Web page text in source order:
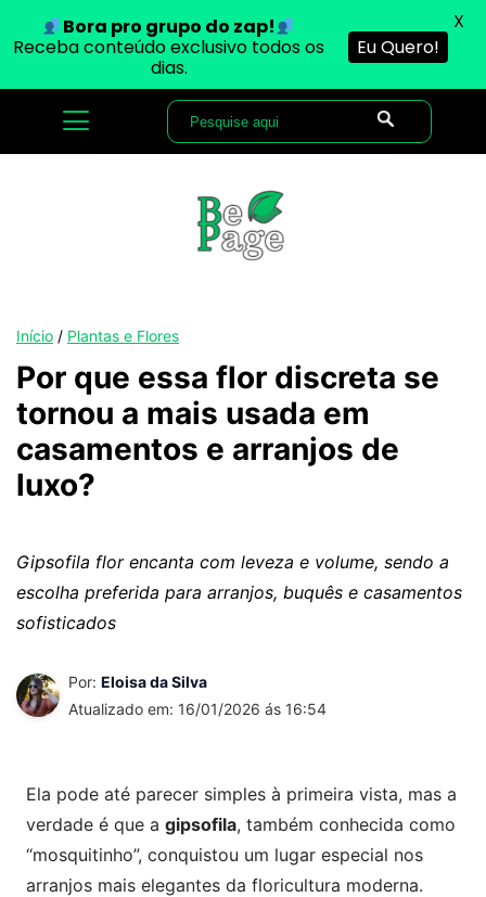
Início / Plantas e Flores
Por que essa flor discreta se
tornou a mais usada em
casamentos e arranjos de
luxo?
Gipsofila flor encanta com leveza e volume, sendo a
escolha preferida para arranjos, buquês e casamentos
sofisticados
Por: Eloisa da Silva
Atualizado em: 16/01/2026 ás 16:54
Ela pode até parecer simples à primeira vista, mas a
verdade é que a gipsofila, também conhecida como
“mosquitinho”, conquistou um lugar especial nos
arranjos mais elegantes da floricultura moderna.
Bora pro grupo do zap!
Receba conteúdo exclusivo todos os
dias.
Eu Quero!
X